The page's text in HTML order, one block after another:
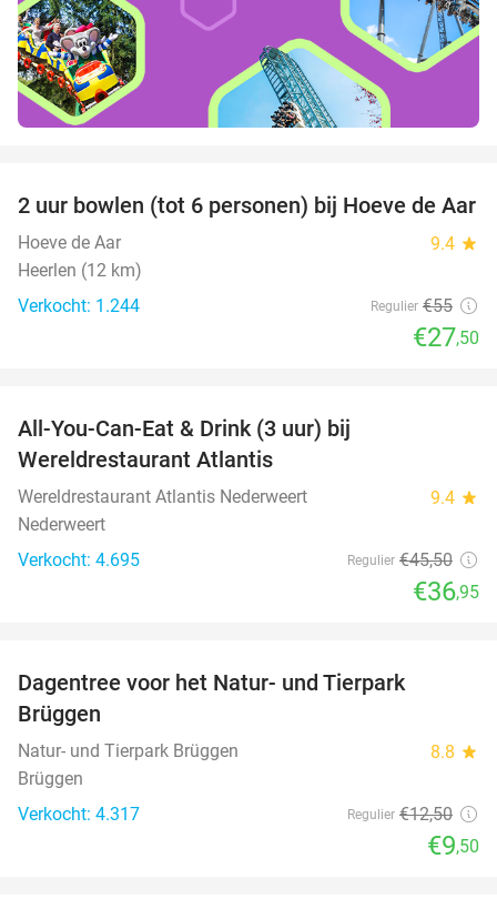
50%
2 uur bowlen (tot 6 personen) bij Hoeve de Aar
Hoeve de Aar 9.4 star
Heerlen (12 km)
Verkocht: 1.244
Regulier €55
€27,50
All-You-Can-Eat & Drink (3 uur) bij
Wereldrestaurant Atlantis
Wereldrestaurant Atlantis Nederweert 9.4 star
Nederweert
Verkocht: 4.695
Regulier €45,50
€36,95
Dagentree voor het Natur- und Tierpark
Brüggen
Natur- und Tierpark Brüggen 8.8 star
Brüggen
Verkocht: 4.317
Regulier €12,50
€9,50